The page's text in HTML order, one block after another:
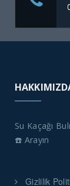
Su Kaçağı
☎️ Arayın
Gizlilik